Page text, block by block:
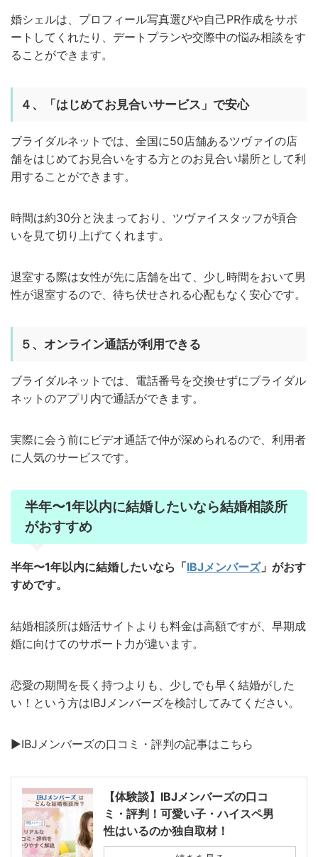
婚シェルは、プロフィール写真選びや自己PR作成をサポ
ートしてくれたり、デートプランや交際中の悩み相談をす
ることができます。
４、「はじめてお見合いサービス」で安心
ブライダルネットでは、全国に50店舗あるツヴァイの店
舗をはじめてお見合いをする方とのお見合い場所として利
用することができます。
時間は約30分と決まっており、ツヴァイスタッフが頃合
いを見て切り上げてくれます。
退室する際は女性が先に店舗を出て、少し時間をおいて男
性が退室するので、待ち伏せされる心配もなく安心です。
５、オンライン通話が利用できる
ブライダルネットでは、電話番号を交換せずにブライダル
ネットのアプリ内で通話ができます。
実際に会う前にビデオ通話で仲が深められるので、利用者
に人気のサービスです。
半年〜1年以内に結婚したいなら結婚相談所
がおすすめ
半年〜1年以内に結婚したいなら「IBJメンバーズ」がおす
すめです。
結婚相談所は婚活サイトよりも料金は高額ですが、早期成
婚に向けてのサポート力が違います。
恋愛の期間を長く持つよりも、少しでも早く結婚がした
い！という方はIBJメンバーズを検討してみてください。
▶︎IBJメンバーズの口コミ・評判の記事はこちら
【体験談】IBJメンバーズの口コ
ミ・評判！可愛い子・ハイスペ男
性はいるのか独自取材！